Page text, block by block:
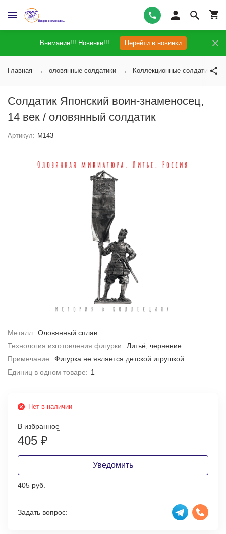
Внимание!!! Новинки!!! Перейти в новинки
Главная оловянные солдатики Коллекционные солдатики
Солдатик Японский воин-знаменосец,
14 век / оловянный солдатик
Артикул: M143
Металл: Оловянный сплав
Технология изготовления фигурки: Литьё, чернение
Примечание: Фигурка не является детской игрушкой
Единиц в одном товаре: 1
Нет в наличии
В избранное
405 ₽
Уведомить
405 руб.
Задать вопрос: